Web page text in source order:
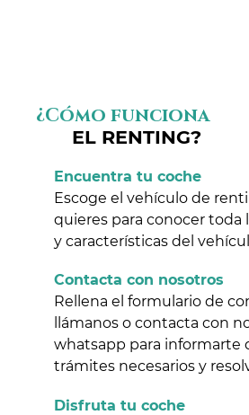
¿Cómo funciona
EL RENTING?
Encuentra tu coche
Escoge el vehículo de
quieres para conocer toda
y características del
Contacta con nosotros
Rellena el formulario de
llámanos o contacta con
whatsapp para informarte
trámites necesarios y
Disfruta tu coche